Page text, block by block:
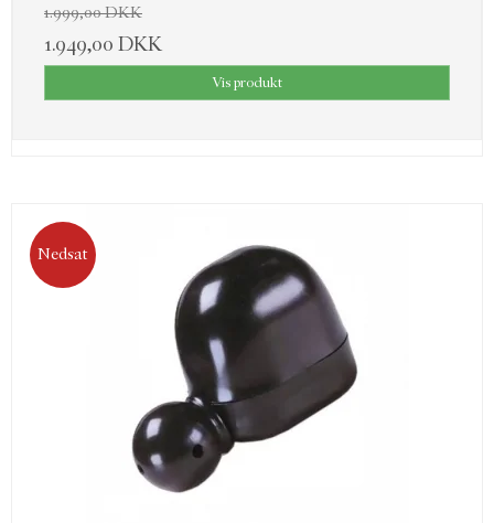
1.999,00 DKK
1.949,00 DKK
Vis produkt
Nedsat